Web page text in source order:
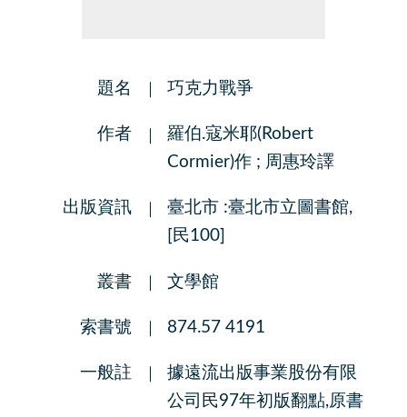
題名 巧克力戰爭
作者
羅伯.寇米耶(Robert
Cormier)作 ; 周惠玲譯
出版資訊
臺北市 :臺北市立圖書館,
[民100]
叢書 文學館
索書號 874.57 4191
一般註
據遠流出版事業股份有限
公司民97年初版翻點,原書